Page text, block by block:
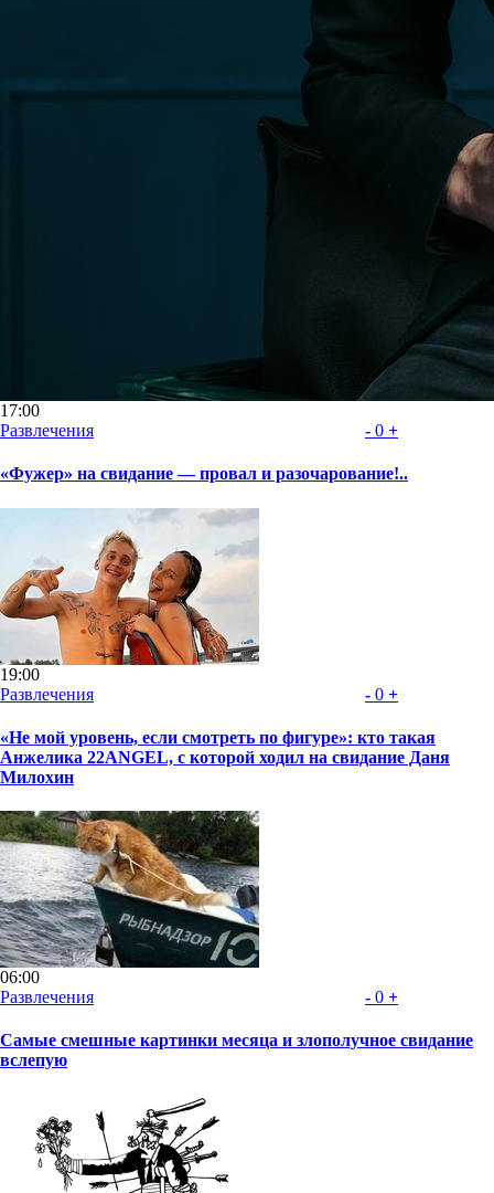
17:00
Развлечения
- 0 +
«Фужер» на свидание — провал и разочарование!..
19:00
Развлечения
- 0 +
«Не мой уровень, если смотреть по фигуре»: кто такая
Анжелика 22ANGEL, с которой ходил на свидание Даня
Милохин
06:00
Развлечения
- 0 +
Самые смешные картинки месяца и злополучное свидание
вслепую